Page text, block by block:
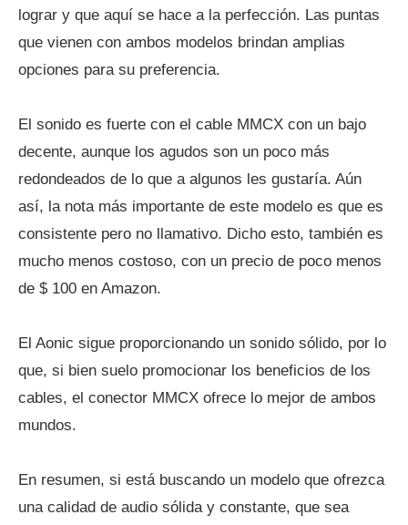
lograr y que aquí se hace a la perfección. Las puntas
que vienen con ambos modelos brindan amplias
opciones para su preferencia.
El sonido es fuerte con el cable MMCX con un bajo
decente, aunque los agudos son un poco más
redondeados de lo que a algunos les gustaría. Aún
así, la nota más importante de este modelo es que es
consistente pero no llamativo. Dicho esto, también es
mucho menos costoso, con un precio de poco menos
de $ 100 en Amazon.
El Aonic sigue proporcionando un sonido sólido, por lo
que, si bien suelo promocionar los beneficios de los
cables, el conector MMCX ofrece lo mejor de ambos
mundos.
En resumen, si está buscando un modelo que ofrezca
una calidad de audio sólida y constante, que sea